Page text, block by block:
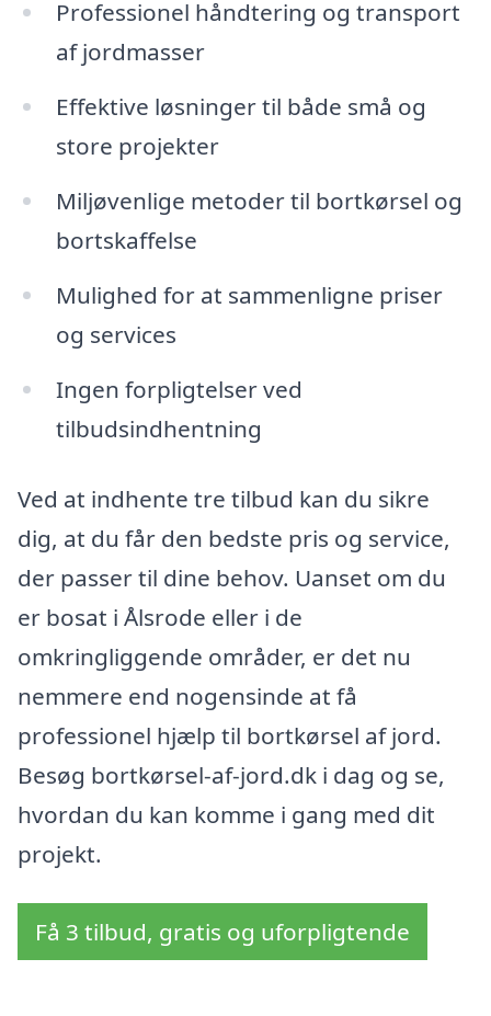
Professionel håndtering og transport
af jordmasser
Effektive løsninger til både små og
store projekter
Miljøvenlige metoder til bortkørsel og
bortskaffelse
Mulighed for at sammenligne priser
og services
Ingen forpligtelser ved
tilbudsindhentning
Ved at indhente tre tilbud kan du sikre
dig, at du får den bedste pris og service,
der passer til dine behov. Uanset om du
er bosat i Ålsrode eller i de
omkringliggende områder, er det nu
nemmere end nogensinde at få
professionel hjælp til bortkørsel af jord.
Besøg bortkørsel-af-jord.dk i dag og se,
hvordan du kan komme i gang med dit
projekt.
Få 3 tilbud, gratis og uforpligtende